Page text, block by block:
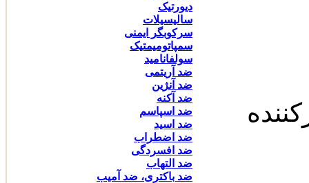
دیورتیک
سالیسیلات
سرکوبگر ایمنی
سمپاتومیمتیک
سولفانامید
ضد آریتمی
ضد آنژین
ضد آکنه
ضد اسپاسم
ضد اسید
ضد اضطراب
ضد افسردگی
ضد التهاب
ضد باکتری، ضد آمیب